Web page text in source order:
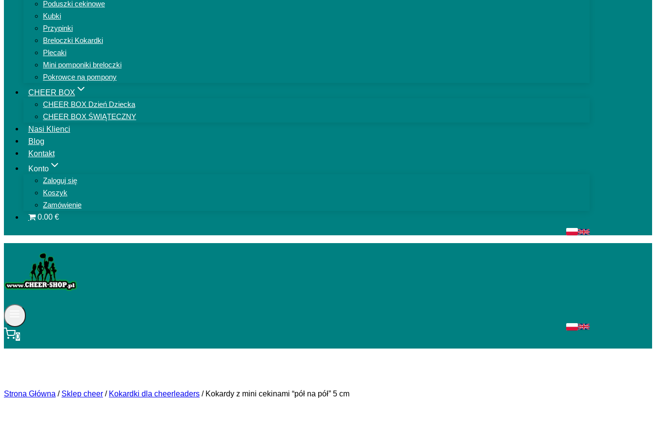
Poduszki cekinowe
Kubki
Przypinki
Breloczki Kokardki
Plecaki
Mini pomponiki breloczki
Pokrowce na pompony
CHEER BOX
CHEER BOX Dzień Dziecka
CHEER BOX ŚWIĄTECZNY
Nasi Klienci
Blog
Kontakt
Konto
Zaloguj się
Koszyk
Zamówienie
0.00 €
0
Strona Główna / Sklep cheer / Kokardki dla cheerleaders / Kokardy z mini cekinami “pół na pół” 5 cm